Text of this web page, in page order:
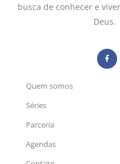
busca de conhecer e
Deus.
Quem somos
Séries
Parceria
Agendas